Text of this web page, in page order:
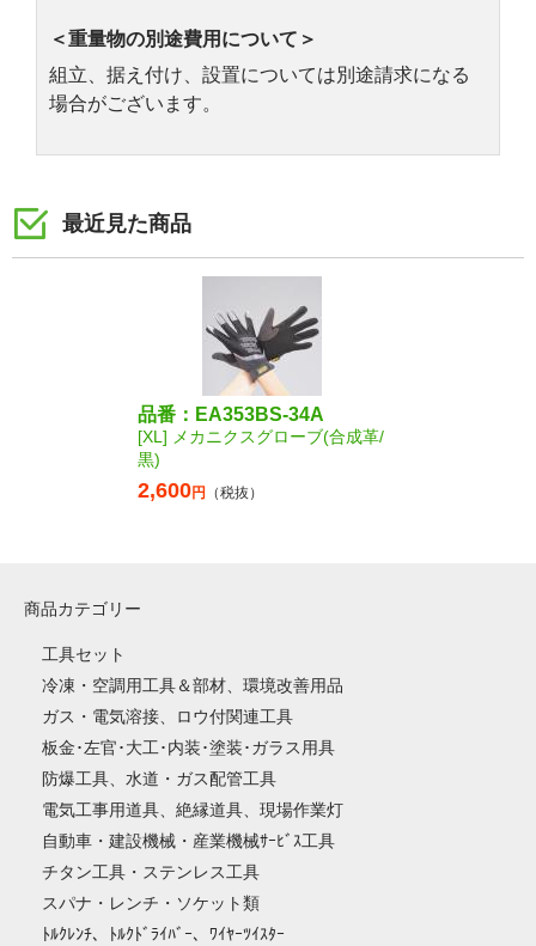
＜重量物の別途費用について＞
組立、据え付け、設置については別途請求になる
場合がございます。
最近見た商品
品番：EA353BS-34A
[XL] メカニクスグローブ(合成革/
黒)
2,600円 （税抜）
商品カテゴリー
工具セット
冷凍・空調用工具＆部材、環境改善用品
ガス・電気溶接、ロウ付関連工具
板金･左官･大工･内装･塗装･ガラス用具
防爆工具、水道・ガス配管工具
電気工事用道具、絶縁道具、現場作業灯
自動車・建設機械・産業機械ｻｰﾋﾞｽ工具
チタン工具・ステンレス工具
スパナ・レンチ・ソケット類
ﾄﾙｸﾚﾝﾁ、ﾄﾙｸﾄﾞﾗｲﾊﾞｰ、ﾜｲﾔｰﾂｲｽﾀｰ